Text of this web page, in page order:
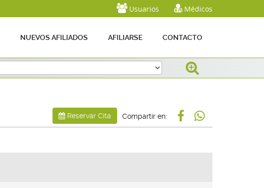
Médicos
Usuarios
NUEVOS AFILIADOS AFILIARSE CONTACTO
Compartir en:
Reservar Cita